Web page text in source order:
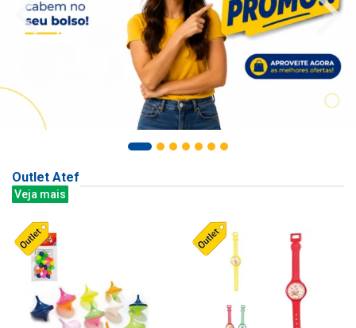
Outlet Atef
Veja mais